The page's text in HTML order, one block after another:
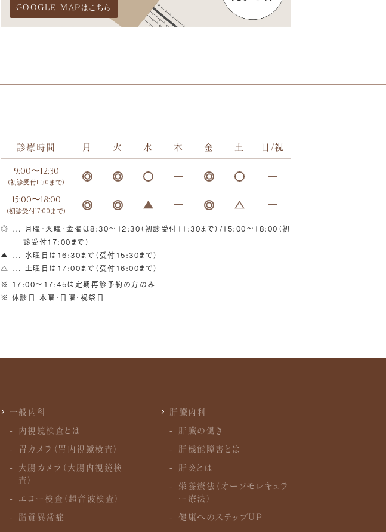
GOOGLE MAPはこちら
診療時間 月 火 水 木 金 土 日/祝
9:00〜12:30
(初診受付11:30まで)
15:00〜18:00
(初診受付17:00まで)
◎ ... 月曜・火曜・金曜は8:30～12:30（初診受付11:30まで）/15:00～18:00（初
診受付17:00まで）
▲ ... 水曜日は16:30まで（受付15:30まで）
△ ... 土曜日は17:00まで（受付16:00まで）
※ 17:00〜17:45は定期再診予約の方のみ
※ 休診日 木曜・日曜・祝祭日
一般内科
内視鏡検査とは
胃カメラ（胃内視鏡検査）
大腸カメラ（大腸内視鏡検
査）
エコー検査（超音波検査）
脂質異常症
肝臓内科
肝臓の働き
肝機能障害とは
肝炎とは
栄養療法（オーソモレキュラ
ー療法）
健康へのステップUP